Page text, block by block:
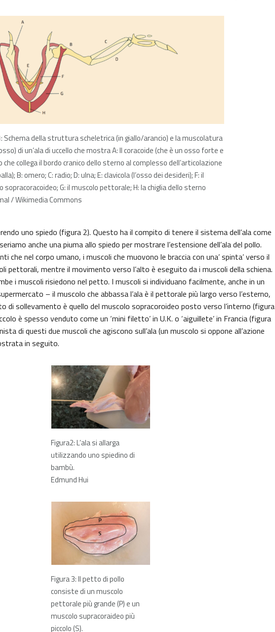
Schema della struttura scheletrica (in giallo/arancio) e la muscolatura
di un’ala di uccello che mostra A: Il coracoide (che è un osso forte e
collega il bordo cranico dello sterno al complesso dell’articolazione
B: omero; C: radio; D: ulna; E: clavicola (l’osso dei desideri); F: il
sopracoracoideo; G: il muscolo pettorale; H: la chiglia dello sterno
/ Wikimedia Commons
uno spiedo (figura 2). Questo ha il compito di tenere il sistema dell’ala come
anche una piuma allo spiedo per mostrare l’estensione dell’ala del pollo.
che nel corpo umano, i muscoli che muovono le braccia con una’ spinta’ verso il
pettorali, mentre il movimento verso l’alto è eseguito da i muscoli della schiena.
i muscoli risiedono nel petto. I muscoli si individuano facilmente, anche in un
– il muscolo che abbassa l’ala è il pettorale più largo verso l’esterno,
di sollevamento è quello del muscolo sopracoroideo posto verso l’interno (figura
è spesso venduto come un ‘mini filetto’ in U.K. o ‘aiguillete’ in Francia (figura
di questi due muscoli che agiscono sull’ala (un muscolo si oppone all’azione
in seguito.
Figura2: L’ala si allarga
utilizzando uno spiedino di
bambù.
Edmund Hui
Figura 3: Il petto di pollo
consiste di un muscolo
pettorale più grande (P) e un
muscolo supracoraideo più
piccolo (S).